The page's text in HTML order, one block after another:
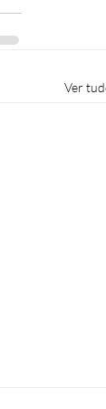
Ver